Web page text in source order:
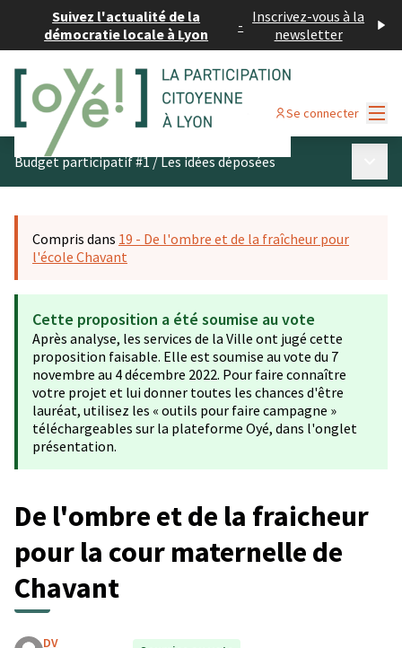
Suivez l'actualité de la
démocratie locale à Lyon
- Inscrivez-vous à la
newsletter
Se connecter
Budget participatif #1/Les idées déposées
Compris dans 19 - De l'ombre et de la fraîcheur pour
l'école Chavant
Cette proposition a été soumise au vote
Après analyse, les services de la Ville ont jugé cette
proposition faisable. Elle est soumise au vote du 7
novembre au 4 décembre 2022. Pour faire connaître
votre projet et lui donner toutes les chances d'être
lauréat, utilisez les « outils pour faire campagne »
téléchargeables sur la plateforme Oyé, dans l'onglet
présentation.
De l'ombre et de la fraicheur
pour la cour maternelle de
Chavant
DV